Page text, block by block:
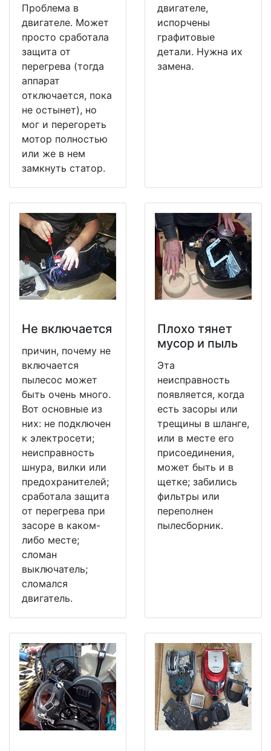
Проблема в
двигателе. Может
просто сработала
защита от
перегрева (тогда
аппарат
отключается, пока
не остынет), но
мог и перегореть
мотор полностью
или же в нем
замкнуть статор.
двигателе,
испорчены
графитовые
детали. Нужна их
замена.
Не включается
причин, почему не
включается
пылесос может
быть очень много.
Вот основные из
них: не подключен
к электросети;
неисправность
шнура, вилки или
предохранителей;
сработала защита
от перегрева при
засоре в каком-
либо месте;
сломан
выключатель;
сломался
двигатель.
Плохо тянет
мусор и пыль
Эта
неисправность
появляется, когда
есть засоры или
трещины в шланге,
или в месте его
присоединения,
может быть и в
щетке; забились
фильтры или
переполнен
пылесборник.